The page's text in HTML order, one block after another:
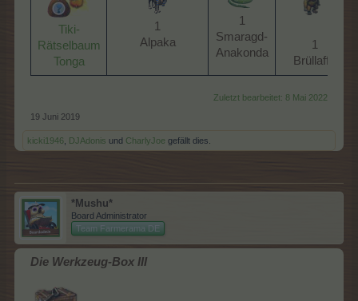
Tiki-
Rätselbaum
Tonga
1
Alpaka​
1
Smaragd-
Anakonda​
1
Brüllaffe​
Zuletzt bearbeitet: 8 Mai 2022
19 Juni 2019
kicki1946 DJAdonis und CharlyJoe gefällt dies.
*Mushu*
Board Administrator
Team Farmerama DE
Die Werkzeug-Box III